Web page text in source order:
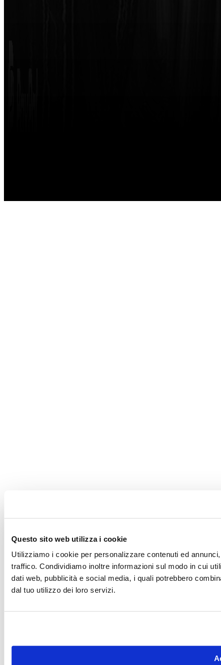
Questo sito web utilizza i cookie
Utilizziamo i cookie per personalizzare contenuti ed
traffico. Condividiamo inoltre informazioni sul modo in cui
dati web, pubblicità e social media, i quali potrebbero
dal tuo utilizzo dei loro servizi.